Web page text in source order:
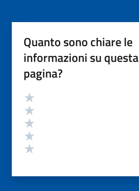
Quanto sono chiare le
informazioni su questa
pagina?
Valutazione